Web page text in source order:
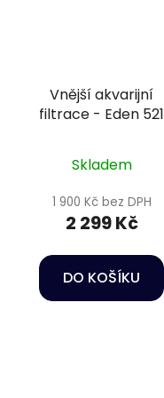
Vnější akvarijní
filtrace - Eden 521
Skladem
1 900 Kč bez DPH
2 299 Kč
DO KOŠÍKU